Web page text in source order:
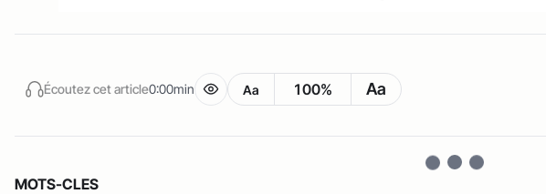
Écoutez cet article0:00min Aa 100% Aa
MOTS-CLES